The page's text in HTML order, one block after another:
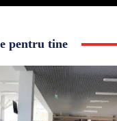
pentru tine